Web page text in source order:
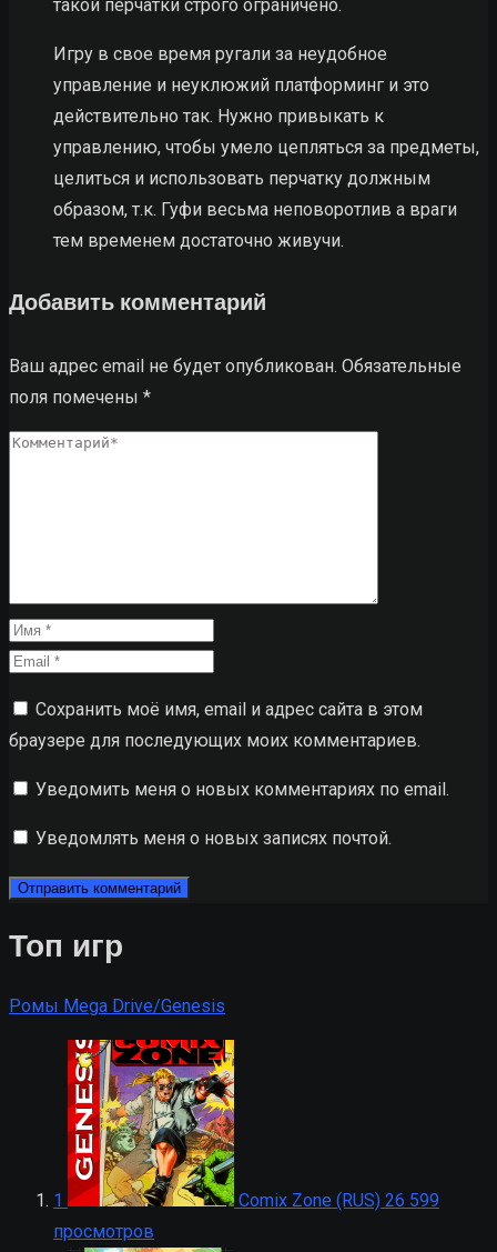
такой перчатки строго ограничено.
Игру в свое время ругали за неудобное
управление и неуклюжий платформинг и это
действительно так. Нужно привыкать к
управлению, чтобы умело цепляться за предметы,
целиться и использовать перчатку должным
образом, т.к. Гуфи весьма неповоротлив а враги
тем временем достаточно живучи.
Добавить комментарий
Ваш адрес email не будет опубликован. Обязательные
поля помечены *
Сохранить моё имя, email и адрес сайта в этом
браузере для последующих моих комментариев.
Уведомить меня о новых комментариях по email.
Уведомлять меня о новых записях почтой.
Топ игр
Ромы Mega Drive/Genesis
1 Comix Zone (RUS) 26 599
просмотров